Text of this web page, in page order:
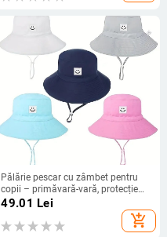
Pălărie pescar cu zâmbet pentru
copii – primăvară-vară, protecție
solară, respirabilă, pentru plajă în
49.01 Lei
add_shopping_cart